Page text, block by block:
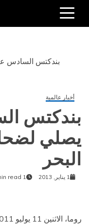
بندكتس السادس
أخبار عالمية
بندكتس
يصلي
البحر
1 يناير, 2013 1 min read
روما، الاثنين 11 يوليو 2011 (Zenit.org)